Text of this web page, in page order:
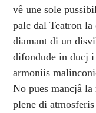
vê une sole
palc dal Teatron
diamant di un
difondude in ducj
armoniis
No pues mancjâ
plene di